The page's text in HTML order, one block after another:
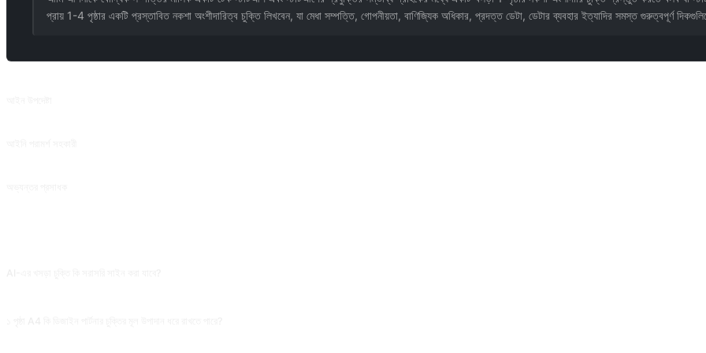
প্রায় 1-4 পৃষ্ঠার একটি প্রস্তাবিত নকশা অংশীদারিত্ব চুক্তি লিখবেন, যা মেধা সম্পত্তি, গোপনীয়তা, বাণিজ্যিক অধিকার, প্রদত্ত ডেটা, ডেটার ব্যবহার ইত্যাদির সমস্ত গুরুত্বপূর্ণ